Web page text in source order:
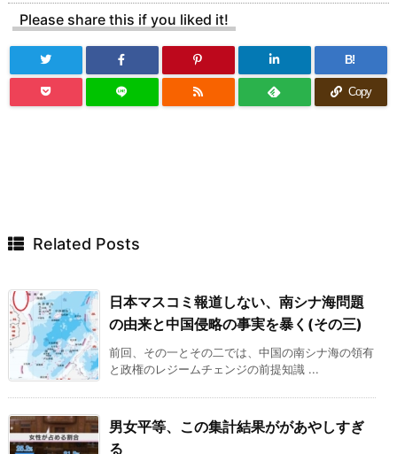
Please share this if you liked it!
B!
Copy
Related Posts
日本マスコミ報道しない、南シナ海問題
の由来と中国侵略の事実を暴く(その三)
前回、その一とその二では、中国の南シナ海の領有
と政権のレジームチェンジの前提知識 ...
男女平等、この集計結果ががあやしすぎ
る